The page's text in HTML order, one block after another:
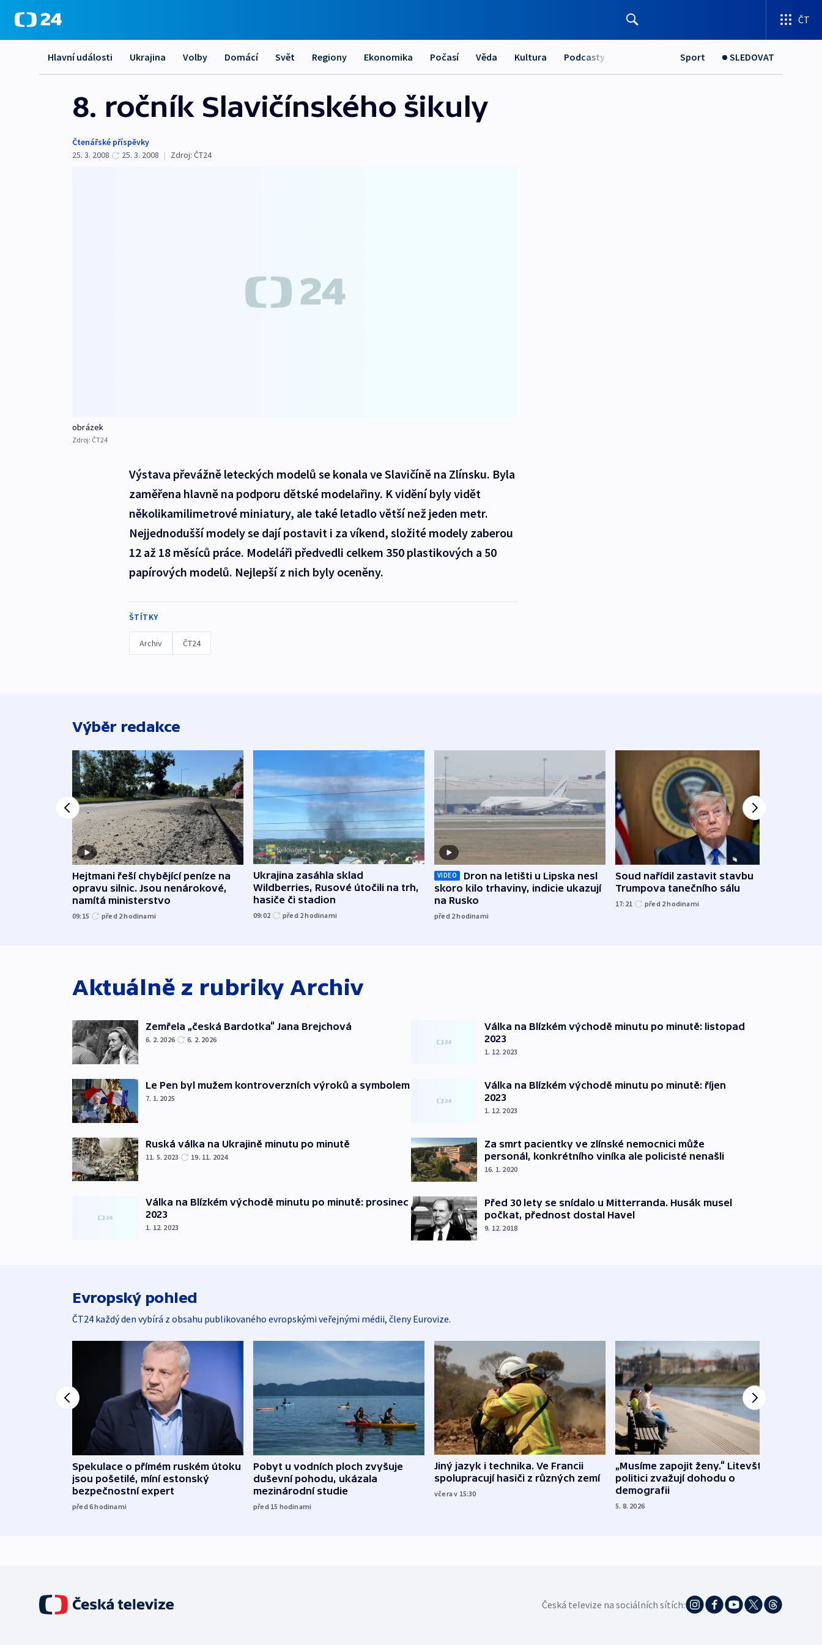
ČT
Hlavní události Ukrajina Volby Domácí Svět Regiony Ekonomika Počasí Věda Kultura Podcasty Sport SLEDOVAT
8. ročník Slavičínského šikuly
Čtenářské příspěvky
25. 3. 2008
25. 3. 2008 | Zdroj: ČT24
obrázek
Zdroj: ČT24
Výstava převážně leteckých modelů se konala ve Slavičíně na Zlínsku. Byla
zaměřena hlavně na podporu dětské modelařiny. K vidění byly vidět
několikamilimetrové miniatury, ale také letadlo větší než jeden metr.
Nejjednodušší modely se dají postavit i za víkend, složité modely zaberou
12 až 18 měsíců práce. Modeláři předvedli celkem 350 plastikových a 50
papírových modelů. Nejlepší z nich byly oceněny.
ŠTÍTKY
Archiv ČT24
Výběr redakce
Hejtmani řeší chybějící peníze na
opravu silnic. Jsou nenárokové,
namítá ministerstvo
09:15 před 2hodinami
Ukrajina zasáhla sklad
Wildberries, Rusové útočili na trh,
hasiče či stadion
09:02 před 2hodinami
VIDEO
Dron na letišti u Lipska nesl
skoro kilo trhaviny, indicie ukazují
na Rusko
před 2hodinami
Soud nařídil zastavit stavbu
Trumpova tanečního sálu
17:21 před 2hodinami
Aktuálně z rubriky Archiv
Zemřela „česká Bardotka“ Jana Brejchová
6. 2. 2026 6. 2. 2026
Le Pen byl mužem kontroverzních výroků a symbolem
7. 1. 2025
Ruská válka na Ukrajině minutu po minutě
11. 5. 2023 19. 11. 2024
Válka na Blízkém východě minutu po minutě: prosinec
2023
1. 12. 2023
Válka na Blízkém východě minutu po minutě: listopad
2023
1. 12. 2023
Válka na Blízkém východě minutu po minutě: říjen
2023
1. 12. 2023
Za smrt pacientky ve zlínské nemocnici může
personál, konkrétního viníka ale policisté nenašli
16. 1. 2020
Před 30 lety se snídalo u Mitterranda. Husák musel
počkat, přednost dostal Havel
9. 12. 2018
Evropský pohled
ČT24 každý den vybírá z obsahu publikovaného evropskými veřejnými médii, členy Eurovize.
Spekulace o přímém ruském útoku
jsou pošetilé, míní estonský
bezpečnostní expert
před 6hodinami
Pobyt u vodních ploch zvyšuje
duševní pohodu, ukázala
mezinárodní studie
před 15 hodinami
Jiný jazyk i technika. Ve Francii
spolupracují hasiči z různých zemí
včera v 15:30
„Musíme zapojit ženy.“ Litevští
politici zvažují dohodu o
demografii
5. 8. 2026
Česká televize na sociálních sítích: